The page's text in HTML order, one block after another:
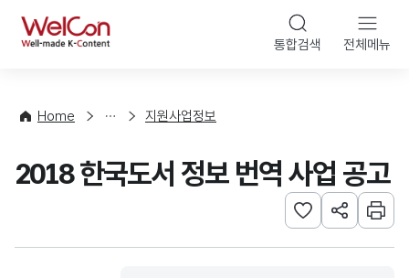
WelCon 통합검색 전체메뉴
Home
사
청
지원사업정보
2018 한국도서 정보 번역 사업 공고
관심사 등록하기
URL 공유하
인쇄